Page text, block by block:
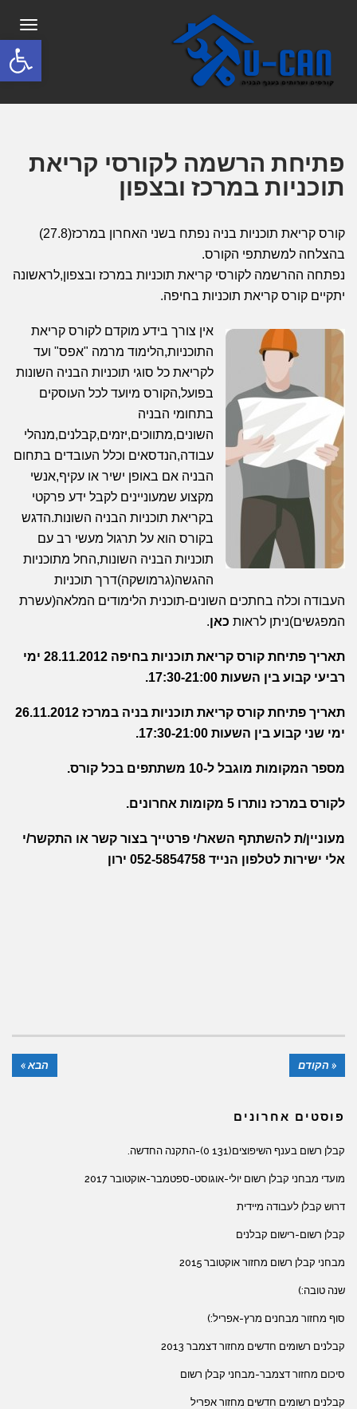
פתח
פתיחת הרשמה לקורסי קריאת
תוכניות במרכז ובצפון
קורס קריאת תוכניות בניה נפתח בשני האחרון במרכז(27.8)
בהצלחה למשתתפי הקורס.
נפתחה ההרשמה לקורסי קריאת תוכניות במרכז ובצפון,לראשונה
יתקיים קורס קריאת תוכניות בחיפה.
אין צורך בידע מוקדם לקורס קריאת
התוכניות,הלימוד מרמה "אפס" ועד
לקריאת כל סוגי תוכניות הבניה השונות
בפועל,הקורס מיועד לכל העוסקים
בתחומי הבניה
השונים,מתווכים,יזמים,קבלנים,מנהלי
עבודה,הנדסאים וכלל העובדים בתחום
הבניה אם באופן ישיר או עקיף,אנשי
מקצוע שמעוניינים לקבל ידע פרקטי
בקריאת תוכניות הבניה השונות.הדגש
בקורס הוא על תרגול מעשי רב עם
תוכניות הבניה השונות,החל מתוכניות
ההגשה(גרמושקה)דרך תוכניות
העבודה וכלה בחתכים השונים-תוכנית הלימודים המלאה(עשרת
המפגשים)ניתן לראות כאן.
תאריך פתיחת קורס קריאת תוכניות בחיפה 28.11.2012 ימי
רביעי קבוע בין השעות 17:30-21:00.
תאריך פתיחת קורס קריאת תוכניות בניה במרכז 26.11.2012
ימי שני קבוע בין השעות 17:30-21:00.
מספר המקומות מוגבל ל-10 משתתפים בכל קורס.
לקורס במרכז נותרו 5 מקומות אחרונים.
מעוניין/ת להשתתף השאר/י פרטייך בצור קשר או התקשר/י
אלי ישירות לטלפון הנייד 052-5854758 ירון
« הקודם הבא »
פוסטים אחרונים
קבלן רשום בענף השיפוצים(131 0)-התקנה החדשה.
מועדי מבחני קבלן רשום יולי-אוגוסט-ספטמבר-אוקטובר 2017
דרוש קבלן לעבודה מיידית
קבלן רשום-רישום קבלנים
מבחני קבלן רשום מחזור אוקטובר 2015
שנה טובה:)
סוף מחזור מבחנים מרץ-אפריל:)
קבלנים רשומים חדשים מחזור דצמבר 2013
סיכום מחזור דצמבר-מבחני קבלן רשום
קבלנים רשומים חדשים מחזור אפריל